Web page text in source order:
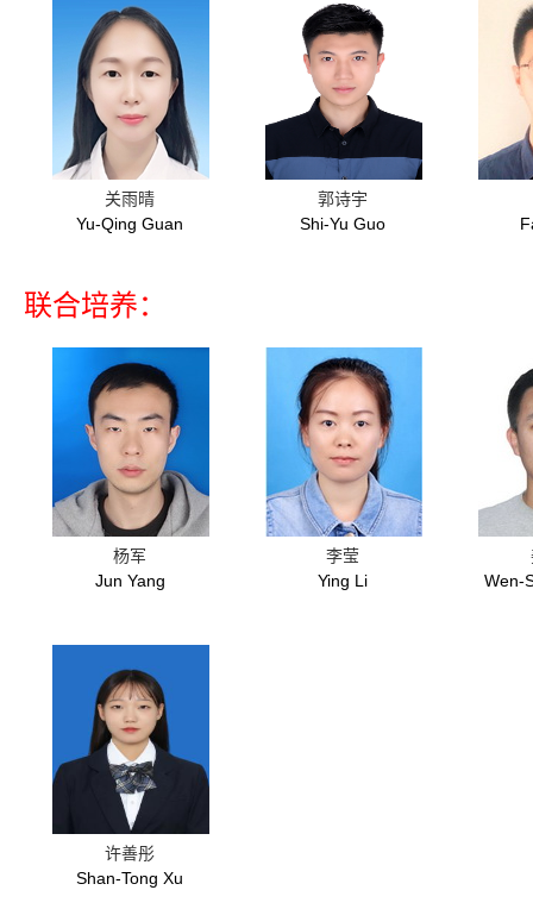
关雨晴
Yu-Qing Guan
郭诗宇
Shi-Yu Guo
联合培养：
杨军
Jun Yang
李莹
Ying Li
Wen-
许善彤
Shan-Tong Xu